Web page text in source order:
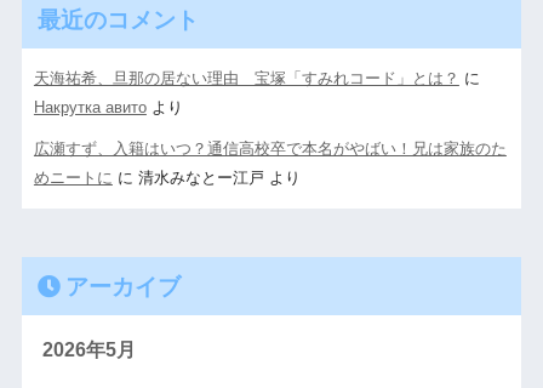
最近のコメント
天海祐希、旦那の居ない理由 宝塚「すみれコード」とは？ に
Накрутка авитоより
広瀬すず、入籍はいつ？通信高校卒で本名がやばい！兄は家族のた
めニートに に 清水みなとー江戸 より
アーカイブ
2026年5月